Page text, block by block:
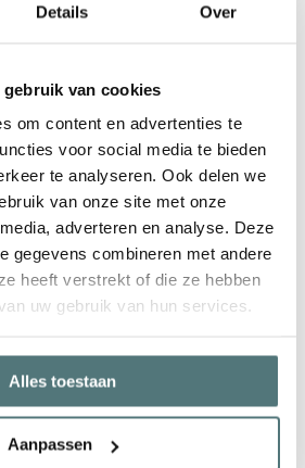
Details Over
gebruik van cookies
om content en advertenties te
voor social media te bieden
te analyseren. Ook delen we
van onze site met onze
adverteren en analyse. Deze
gegevens combineren met andere
heeft verstrekt of die ze hebben
uw gebruik van hun services.
Alles toestaan
Aanpassen
een diepgaande
voor esthetisch en
duurzaam en
(op Belgische
uitsluitend met
van de hoogste
kwaliteit.
keuze aan
en -leder.
op maat zijn voor
afwerking, de
kwaliteit van hun
en unieke creaties